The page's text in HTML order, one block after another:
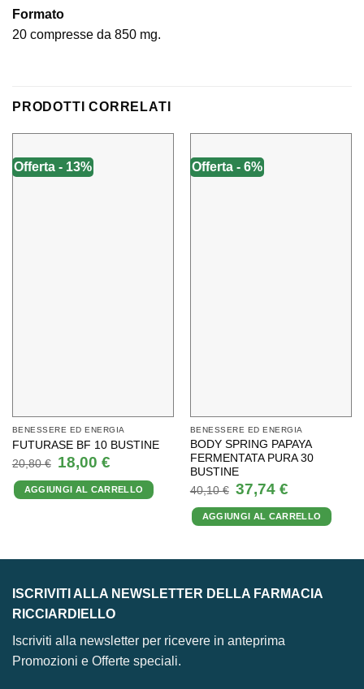
Formato
20 compresse da 850 mg.
PRODOTTI CORRELATI
Offerta - 13%
BENESSERE ED ENERGIA
FUTURASE BF 10 BUSTINE
20,80€
Il
prezzo
originale
era:
20,80 €.
18,00 €Il
prezzo
attuale
è:
18,00 €.
AGGIUNGI AL CARRELLO
Offerta - 6%
BENESSERE ED ENERGIA
BODY SPRING PAPAYA
FERMENTATA PURA 30
BUSTINE
40,10€ Il
prezzo
originale
era:
40,10 €.
37,74 €Il
prezzo
attuale
è:
37,74 €.
AGGIUNGI AL CARRELLO
ISCRIVITI ALLA NEWSLETTER DELLA FARMACIA
RICCIARDIELLO
Iscriviti alla newsletter per ricevere in anteprima
Promozioni e Offerte speciali.